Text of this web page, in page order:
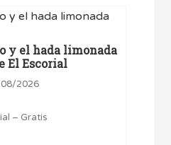
y el hada limonada
El Escorial
2026
– Gratis